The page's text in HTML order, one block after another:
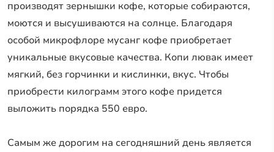
производят зернышки кофе, которые собираются,
моются и высушиваются на солнце. Благодаря
особой микрофлоре мусанг кофе приобретает
уникальные вкусовые качества. Копи лювак имеет
мягкий, без горчинки и кислинки, вкус. Чтобы
приобрести килограмм этого кофе придется
выложить порядка 550 евро.
Самым же дорогим на сегодняшний день является